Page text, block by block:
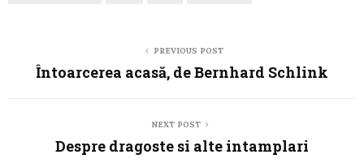
PREVIOUS POST
Întoarcerea acasă, de Bernhard Schlink
NEXT POST
Despre dragoste si alte intamplari